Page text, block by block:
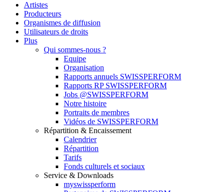
Artistes
Producteurs
Organismes de diffusion
Utilisateurs de droits
Plus
Qui sommes-nous ?
Equipe
Organisation
Rapports annuels SWISSPERFORM
Rapports RP SWISSPERFORM
Jobs @SWISSPERFORM
Notre histoire
Portraits de membres
Vidéos de SWISSPERFORM
Répartition & Encaissement
Calendrier
Répartition
Tarifs
Fonds culturels et sociaux
Service & Downloads
myswissperform